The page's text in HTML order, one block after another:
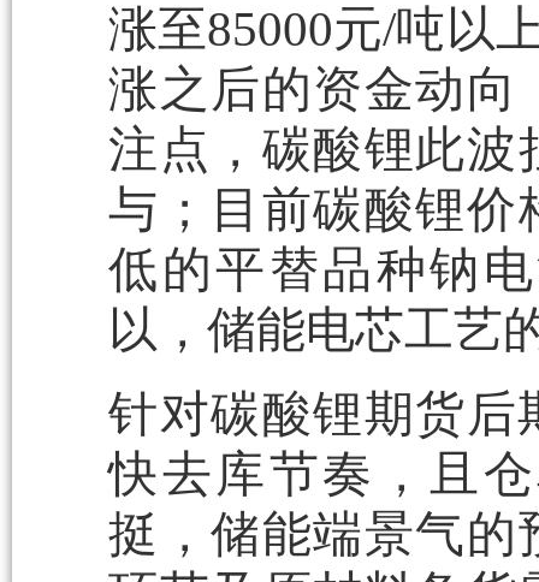
涨至85000元/吨以
涨之后的资金动向
注点，碳酸锂此波
与；目前碳酸锂价
低的平替品种钠
以，储能电芯工艺
针对碳酸锂期货后
快去库节奏，且
挺，储能端景气的